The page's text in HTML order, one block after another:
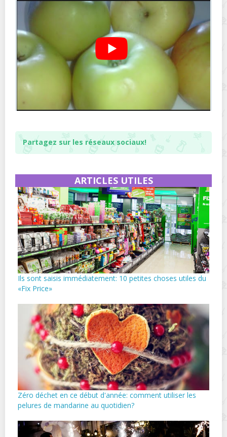
Partagez sur les réseaux sociaux!
ARTICLES UTILES
Ils sont saisis immédiatement: 10 petites choses utiles du
«Fix Price»
Zéro déchet en ce début d'année: comment utiliser les
pelures de mandarine au quotidien?